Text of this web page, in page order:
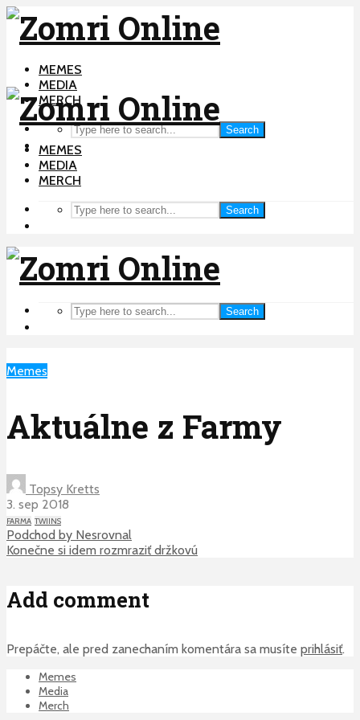
MEMES
MEDIA
MERCH
Search
MEMES
MEDIA
MERCH
Search
Search
Memes
Aktuálne z Farmy
Topsy Kretts
3. sep 2018
FARMA TWIINS
Podchod by Nesrovnal
Konečne si idem rozmraziť držkovú
Add comment
Prepáčte, ale pred zanechaním komentára sa musíte prihlásiť.
Memes
Media
Merch